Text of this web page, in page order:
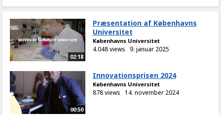
02:18
Præsentation af Københavns
Universitet
Københavns Universitet
4.048 views 9. januar 2025
00:50
Innovationsprisen 2024
Københavns Universitet
878 views 14. november 2024